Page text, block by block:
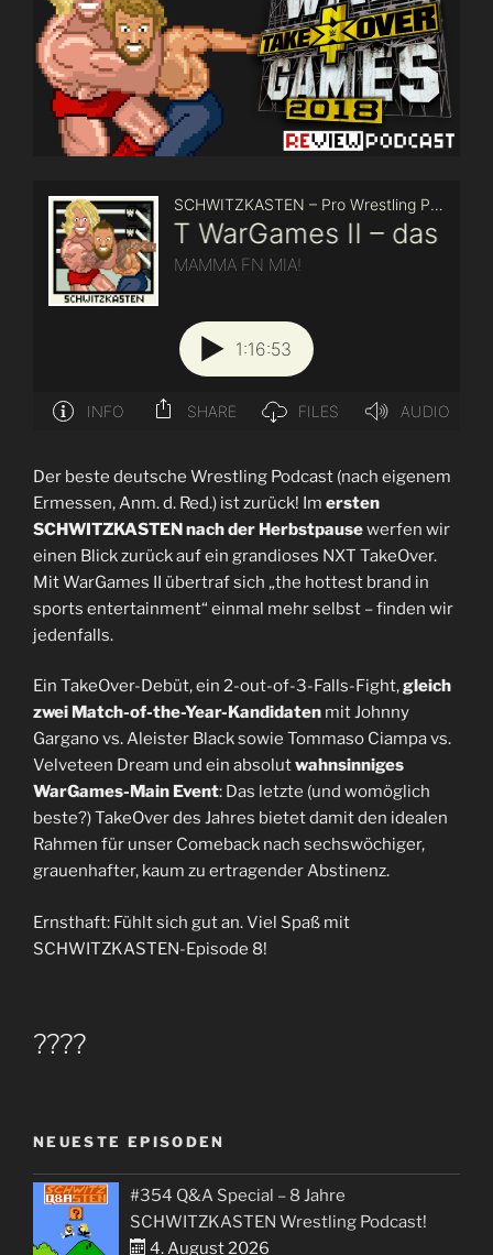
Der beste deutsche Wrestling Podcast (nach eigenem
Ermessen, Anm. d. Red.) ist zurück! Im ersten
SCHWITZKASTEN nach der Herbstpausewerfen wir
einen Blick zurück auf ein grandioses NXT TakeOver.
Mit WarGames II übertraf sich „the hottest brand in
sports entertainment“ einmal mehr selbst – finden wir
jedenfalls.
Ein TakeOver-Debüt, ein 2-out-of-3-Falls-Fight,gleich
zwei Match-of-the-Year-Kandidaten mit Johnny
Gargano vs. Aleister Black sowie Tommaso Ciampa vs.
Velveteen Dream und ein absolutwahnsinniges
WarGames-Main Event: Das letzte (und womöglich
beste?) TakeOver des Jahres bietet damit den idealen
Rahmen für unser Comeback nach sechswöchiger,
grauenhafter, kaum zu ertragender Abstinenz.
Ernsthaft: Fühlt sich gut an. Viel Spaß mit
SCHWITZKASTEN-Episode 8!
????
NEUESTE EPISODEN
#354 Q&A Special – 8 Jahre
SCHWITZKASTEN Wrestling Podcast!
4. August 2026